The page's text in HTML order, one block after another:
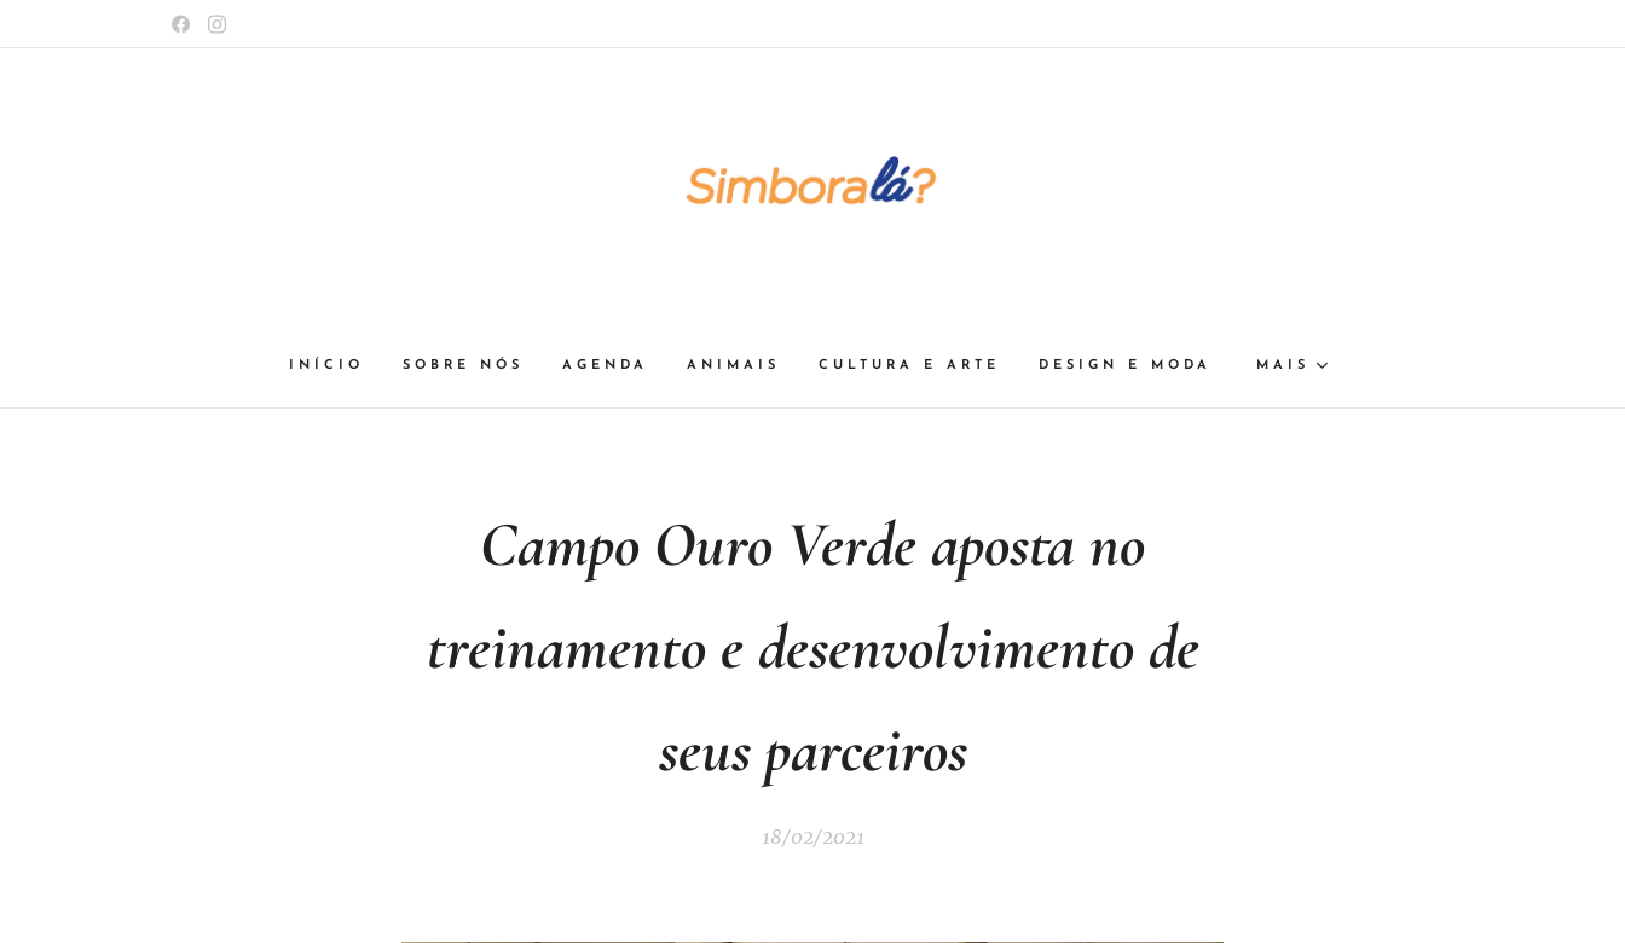
INÍCIO SOBRE NÓS AGENDA ANIMAIS CULTURA E ARTE DESIGN E MODA MAIS
Campo Ouro Verde aposta no
treinamento e desenvolvimento de
seus parceiros
18/02/2021